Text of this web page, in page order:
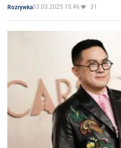
Rozrywka03.03.2025 15:46 31